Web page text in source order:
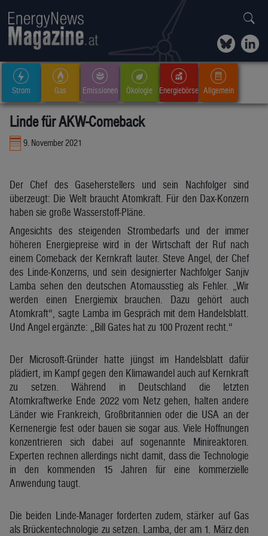
Strom Gas Emissionen Ökologie Energiebörse Allgemein
Linde für AKW-Comeback
9. November 2021
Der Chef des Gaseherstellers und sein Nachfolger sind
überzeugt: Die Welt braucht Atomkraft. Für den Dax-Konzern
haben sie große Wasserstoff-Pläne.
Angesichts des steigenden Strombedarfs und der immer
höheren Energiepreise wird in der Wirtschaft der Ruf nach
einem Comeback der Kernkraft lauter. Steve Angel, der Chef
des Linde-Konzerns, und sein designierter Nachfolger Sanjiv
Lamba sehen den deutschen Atomausstieg als Fehler. „Wir
werden einen Energiemix brauchen. Dazu gehört auch
Atomkraft“, sagte Lamba im Gespräch mit dem Handelsblatt.
Und Angel ergänzte: „Bill Gates hat zu 100 Prozent recht.“
Der Microsoft-Gründer hatte jüngst im Handelsblatt dafür
plädiert, im Kampf gegen den Klimawandel auch auf Kernkraft
zu setzen. Während in Deutschland die letzten
Atomkraftwerke Ende 2022 vom Netz gehen, halten andere
Länder wie Frankreich, Großbritannien oder die USA an der
Kernenergie fest oder bauen sie sogar aus. Viele Hoffnungen
konzentrieren sich dabei auf sogenannte Minireaktoren.
Experten rechnen allerdings nicht damit, dass die Technologie
in den kommenden 15 Jahren für eine kommerzielle
Anwendung taugt.
Die beiden Linde-Manager forderten zudem, stärker auf Gas
als Brückentechnologie zu setzen. Lamba, der am 1. März den